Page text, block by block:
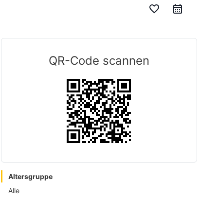
favorite_border
QR-Code scannen
Altersgruppe
Alle